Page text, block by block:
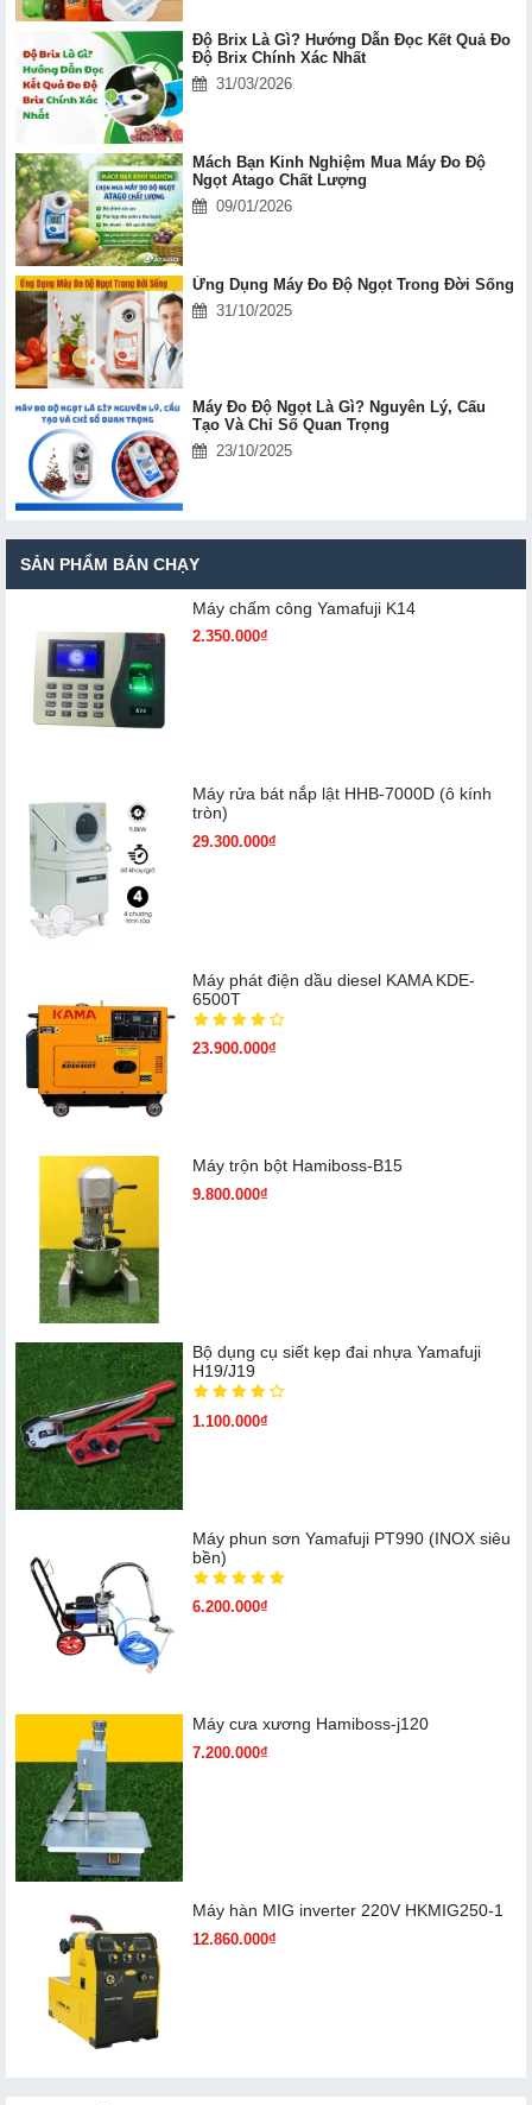
Độ Brix Là Gì? Hướng Dẫn Đọc Kết Quả Đo
Độ Brix Chính Xác Nhất
31/03/2026
Mách Bạn Kinh Nghiệm Mua Máy Đo Độ
Ngọt Atago Chất Lượng
09/01/2026
Ứng Dụng Máy Đo Độ Ngọt Trong Đời Sống
31/10/2025
Máy Đo Độ Ngọt Là Gì? Nguyên Lý, Cấu
Tạo Và Chỉ Số Quan Trọng
23/10/2025
SẢN PHẨM BÁN CHẠY
Máy chấm cô​ng Yamafuji K14
2.350.000₫
Máy rửa bát nắp lật HHB-7000D (ô kính
tròn)
29.300.000₫
Máy phát điện dầu diesel KAMA KDE-
6500T
23.900.000₫
Máy trộn bột Hamiboss-B15
9.800.000₫
Bộ dụng cụ siết kẹp đai nhựa Yamafuji
H19/J19
1.100.000₫
Máy phun sơn Yamafuji PT990 (INOX siêu
bền)
6.200.000₫
Máy cưa xương Hamiboss-j120
7.200.000₫
Máy hàn MIG inverter 220V HKMIG250-1
12.860.000₫